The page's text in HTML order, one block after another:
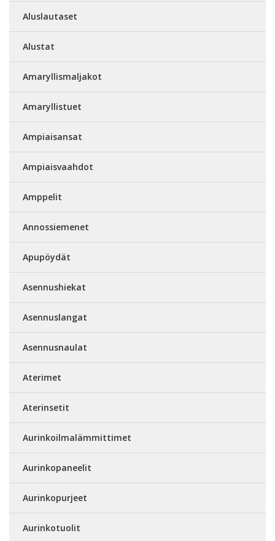
Aluslautaset
Alustat
Amaryllismaljakot
Amaryllistuet
Ampiaisansat
Ampiaisvaahdot
Amppelit
Annossiemenet
Apupöydät
Asennushiekat
Asennuslangat
Asennusnaulat
Aterimet
Aterinsetit
Aurinkoilmalämmittimet
Aurinkopaneelit
Aurinkopurjeet
Aurinkotuolit